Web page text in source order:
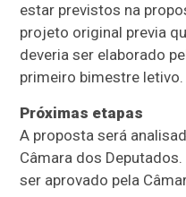
estar previstos na
projeto original previa
deveria ser elaborado
primeiro bimestre letivo.
Próximas etapas
A proposta será
Câmara dos
ser aprovado pela